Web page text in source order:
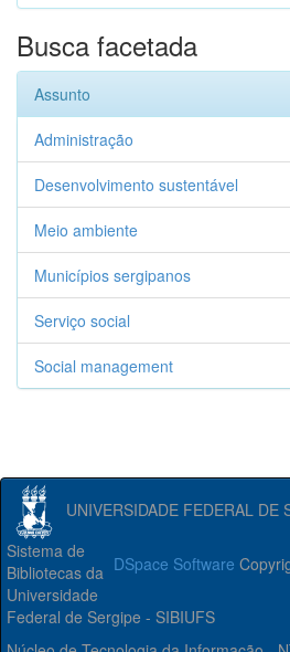
Busca facetada
Assunto
Administração
Desenvolvimento sustentável
Meio ambiente
Municípios sergipanos
Serviço social
Social management
UNIVERSIDADE FEDERAL DE
DSpace Software
Sistema de
Bibliotecas da
Universidade
Federal de Sergipe - SIBIUFS